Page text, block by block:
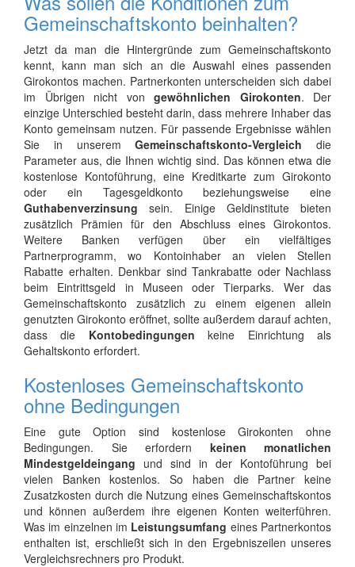
Gemeinschaftskonto beinhalten?
Jetzt da man die Hintergründe zum Gemeinschaftskonto
kennt, kann man sich an die Auswahl eines passenden
Girokontos machen. Partnerkonten unterscheiden sich dabei
im Übrigen nicht von gewöhnlichen Girokonten. Der
einzige Unterschied besteht darin, dass mehrere Inhaber das
Konto gemeinsam nutzen. Für passende Ergebnisse wählen
Sie in unseremGemeinschaftskonto-Vergleich die
Parameter aus, die Ihnen wichtig sind. Das können etwa die
kostenlose Kontoführung, eine Kreditkarte zum Girokonto
oder ein Tagesgeldkonto beziehungsweise eine
Guthabenverzinsung sein. Einige Geldinstitute bieten
zusätzlich Prämien für den Abschluss eines Girokontos.
Weitere Banken verfügen über ein vielfältiges
Partnerprogramm, wo Kontoinhaber an vielen Stellen
Rabatte erhalten. Denkbar sind Tankrabatte oder Nachlass
beim Eintrittsgeld in Museen oder Tierparks. Wer das
Gemeinschaftskonto zusätzlich zu einem eigenen allein
genutzten Girokonto eröffnet, sollte außerdem darauf achten,
dass die Kontobedingungen keine Einrichtung als
Gehaltskonto erfordert.
Kostenloses Gemeinschaftskonto
ohne Bedingungen
Eine gute Option sind kostenlose Girokonten ohne
Bedingungen. Sie erfordern keinen monatlichen
Mindestgeldeingang und sind in der Kontoführung bei
vielen Banken kostenlos. So haben die Partner keine
Zusatzkosten durch die Nutzung eines Gemeinschaftskontos
und können außerdem ihre eigenen Konten weiterführen.
Was im einzelnen im Leistungsumfang eines Partnerkontos
enthalten ist, erschließt sich in den Ergebniszeilen unseres
Vergleichsrechners pro Produkt.